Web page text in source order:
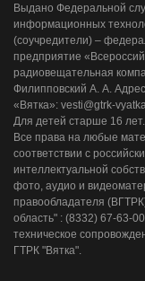
Выдано Федеральной
информационных
(соучредители) –
предприятие
радиовещательная
Филипповский А. А.
«Вятка»: vesti@gtrk-
Для детей старше 16 лет.
Все права на любые
соответствии с
интеллектуальной
фото, аудио и
правообладателя
область" : (8332) 67-63-
техническое
ГТРК "Вятка".